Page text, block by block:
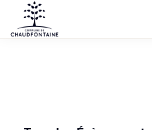
Passer
au